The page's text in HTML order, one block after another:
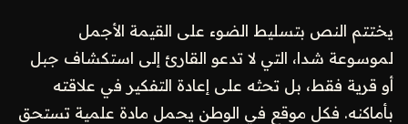
يختتم النص بتسليط الضوء على القيمة الأجمل
لموسوعة شدا، التي لا تدعو القارئ إلى استكشاف جبل
أو قرية فقط، بل تحثه على إعادة التفكير في علاقته
بأماكنه. فكل موقع في الوطن يحمل مادة علمية تستحق